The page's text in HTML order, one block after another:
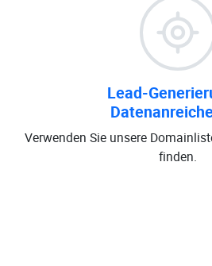
Lead-
Verwenden Sie unsere
finden.